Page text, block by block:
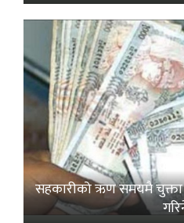
सहकारीको ऋण समयमै चुक्ता